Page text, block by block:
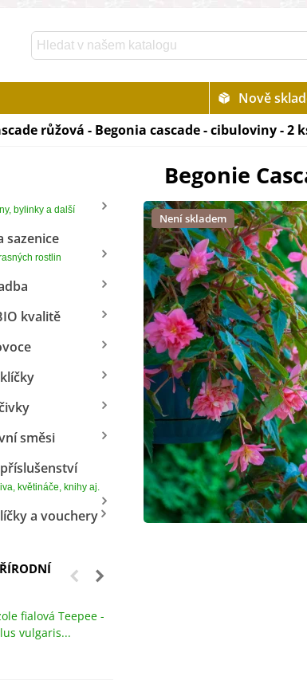
Nově
růžová - Begonia cascade - cibuloviny - 2
bylinky a další
sazenice
rostlin
kvalitě
směsi
květináče, knihy aj.
a vouchery
fialová Teepee -
vulgaris...
Begonie
Není skladem